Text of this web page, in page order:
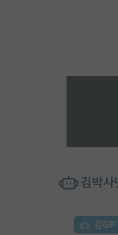
김박
김